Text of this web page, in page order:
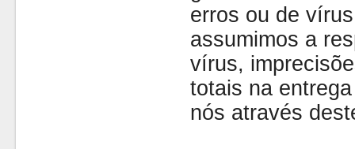
erros ou de
assumimos a
vírus,
totais na
nós através